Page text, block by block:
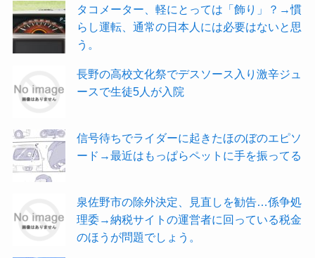
タコメーター、軽にとっては「飾り」？→慣
らし運転、通常の日本人には必要はないと思
う。
長野の高校文化祭でデスソース入り激辛ジュ
ースで生徒5人が入院
信号待ちでライダーに起きたほのぼのエピソ
ード→最近はもっぱらペットに手を振ってる
泉佐野市の除外決定、見直しを勧告…係争処
理委→納税サイトの運営者に回っている税金
のほうが問題でしょう。